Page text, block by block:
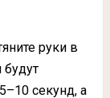
руки в
секунд, а